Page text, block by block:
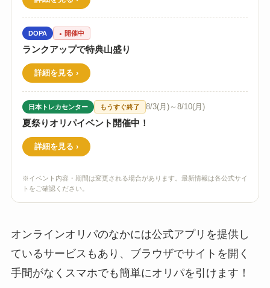
DOPA 開催中
ランクアップで特典山盛り
詳細を見る
日本トレカセンター もうすぐ終了 8/3(月)～8/10(月)
夏祭りオリパイベント開催中！
詳細を見る
※イベント内容・期間は変更される場合があります。最新情報は各公式サイ
トをご確認ください。
オンラインオリパのなかには公式アプリを提供し
ているサービスもあり、ブラウザでサイトを開く
手間がなくスマホでも簡単にオリパを引けます！